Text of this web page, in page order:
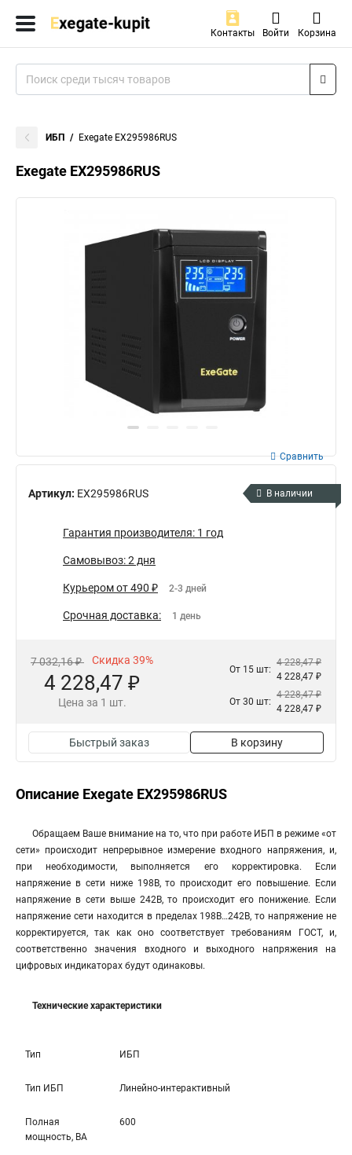
Контакты Войти Корзина
ИБП Exegate EX295986RUS
Exegate EX295986RUS
Артикул: EX295986RUS
Сравнить
В наличии
Гарантия производителя: 1 год
Самовывоз: 2 дня
Курьером от 490 ₽ 2-3 дней
Срочная доставка: 1 день
7 032,16 ₽ Скидка 39%
4 228,47 ₽
Цена за 1 шт.
От 15 шт:
4 228,47 ₽
4 228,47 ₽
От 30 шт:
4 228,47 ₽
4 228,47 ₽
Быстрый заказ В корзину
Описание Exegate EX295986RUS
Обращаем Ваше внимание на то, что при работе ИБП в режиме «от
сети» происходит непрерывное измерение входного напряжения, и,
при необходимости, выполняется его корректировка. Если
напряжение в сети ниже 198В, то происходит его повышение. Если
напряжение в сети выше 242В, то происходит его понижение. Если
напряжение сети находится в пределах 198В…242В, то напряжение не
корректируется, так как оно соответствует требованиям ГОСТ, и,
соответственно значения входного и выходного напряжения на
цифровых индикаторах будут одинаковы.
Технические характеристики
Тип ИБП
Тип ИБП Линейно-интерaктивный
Полная
мощность, ВА
600